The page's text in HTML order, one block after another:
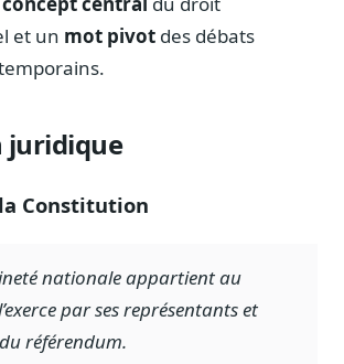
prises de position
des ministres, AAI
& plaidoyer
et un mot pivot des débats
juridique
Constitution
nationale appartient au
par ses représentants et
référendum.